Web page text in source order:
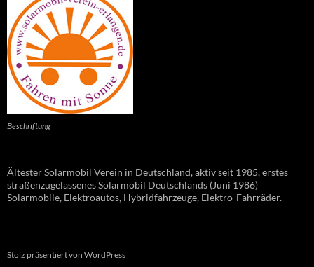
Beschriftung
Ältester Solarmobil Verein in Deutschland, aktiv seit 1985, erstes
straßenzugelassenes Solarmobil Deutschlands (Juni 1986)
Solarmobile, Elektroautos, Hybridfahrzeuge, Elektro-Fahrräder.
Stolz präsentiert von WordPress